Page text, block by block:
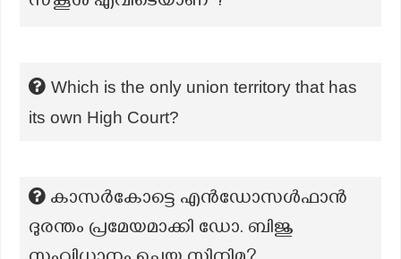
Which is the only union territory that has
its own High Court?
കാസര്‍കോട്ടെ എന്‍ഡോസള്‍ഫാന്‍
ദുരന്തം പ്രമേയമാക്കി ഡോ. ബിജു